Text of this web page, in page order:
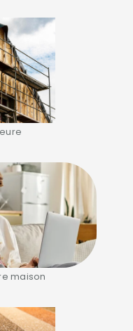
maison